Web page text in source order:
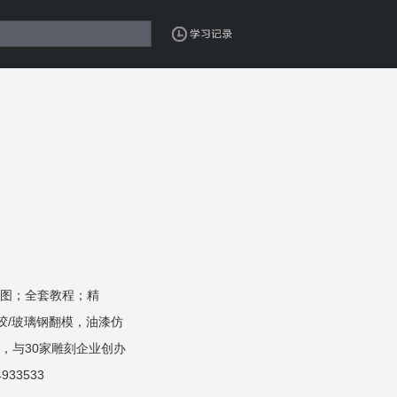
；全套教程；精
/玻璃钢翻模，油漆仿
与30家雕刻企业创办